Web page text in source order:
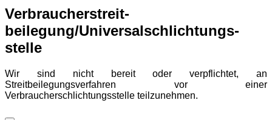
Verbraucher­streit­
beilegung/Universal­schlichtungs­
stelle
Wir sind nicht bereit oder verpflichtet, an
Streitbeilegungsverfahren vor einer
Verbraucherschlichtungsstelle teilzunehmen.